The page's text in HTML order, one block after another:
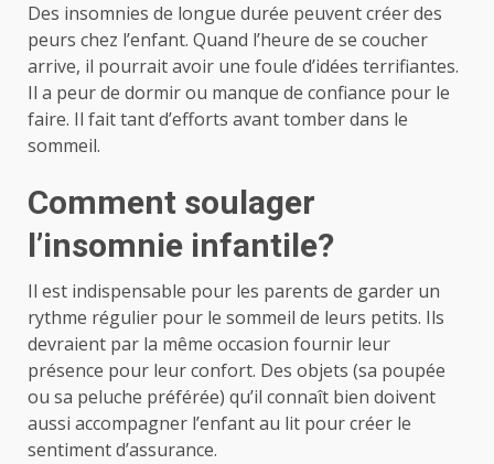
Des insomnies de longue durée peuvent créer des
peurs chez l’enfant. Quand l’heure de se coucher
arrive, il pourrait avoir une foule d’idées terrifiantes.
Il a peur de dormir ou manque de confiance pour le
faire. Il fait tant d’efforts avant tomber dans le
sommeil.
Comment soulager
l’insomnie infantile?
Il est indispensable pour les parents de garder un
rythme régulier pour le sommeil de leurs petits. Ils
devraient par la même occasion fournir leur
présence pour leur confort. Des objets (sa poupée
ou sa peluche préférée) qu’il connaît bien doivent
aussi accompagner l’enfant au lit pour créer le
sentiment d’assurance.